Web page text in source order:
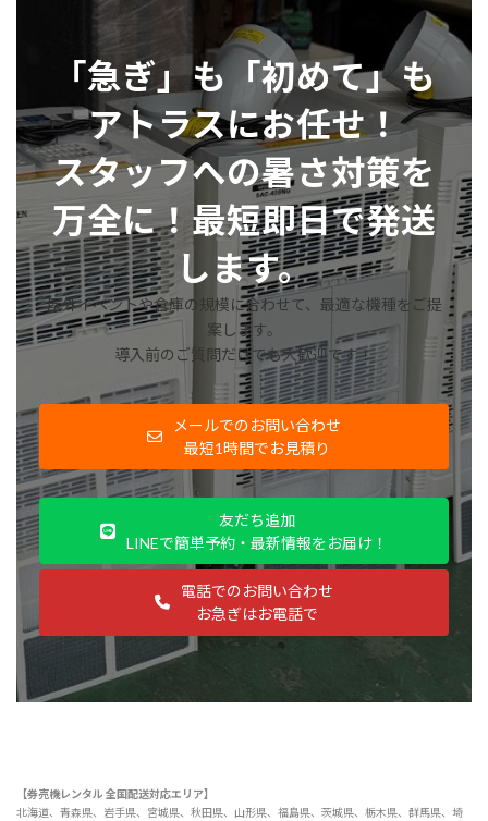
「急ぎ」も「初めて」も
アトラスにお任せ！
スタッフへの暑さ対策を
万全に！最短即日で発送
します。
屋外イベントや倉庫の規模に合わせて、最適な機種をご提
案します。
導入前のご質問だけでも大歓迎です！
メールでのお問い合わせ
最短1時間でお見積り
友だち追加
LINEで簡単予約・最新情報をお届け！
電話でのお問い合わせ
お急ぎはお電話で
【券売機レンタル 全国配送対応エリア】
北海道、青森県、岩手県、宮城県、秋田県、山形県、福島県、茨城県、栃木県、群馬県、埼